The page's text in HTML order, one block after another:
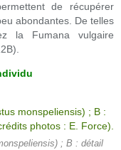
de récupérer
abondantes. De telles
la Fumana vulgaire
; B : détail